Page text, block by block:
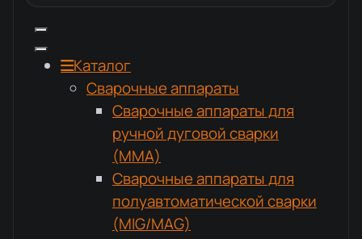
Каталог
Сварочные аппараты
Сварочные аппараты для
ручной дуговой сварки
(MMA)
Сварочные аппараты для
полуавтоматической сварки
(MIG/MAG)